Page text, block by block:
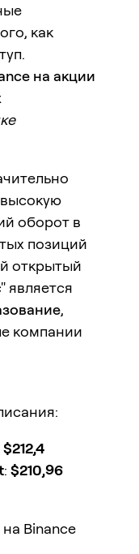
как
на акции
оборот в
позиций
открытый
является
,
компании
$212,4
: $210,96
Binance